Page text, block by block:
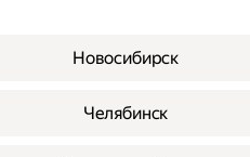
Новосибирск
Челябинск